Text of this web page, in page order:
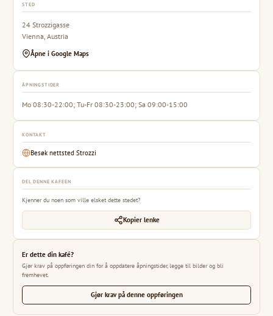
STED
24 Strozzigasse
Vienna, Austria
Åpne i Google Maps
ÅPNINGSTIDER
Mo 08:30-22:00; Tu-Fr 08:30-23:00; Sa 09:00-15:00
KONTAKT
Besøk nettsted Strozzi
DEL DENNE KAFEEN
Kjenner du noen som ville elsket dette stedet?
Kopier lenke
Er dette din kafé?
Gjør krav på oppføringen din for å oppdatere åpningstider, legge til bilder og bli
fremhevet.
Gjør krav på denne oppføringen